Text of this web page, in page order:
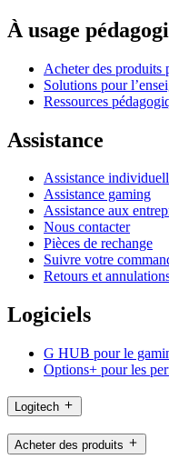
À usage
Acheter des produits
Solutions pour
Ressources
Assistance
Assistance
Assistance gaming
Assistance aux
Nous contacter
Pièces de rechange
Suivre votre
Retours et
Logiciels
G HUB pour le
Options+ pour les
Logitech
Acheter des produits